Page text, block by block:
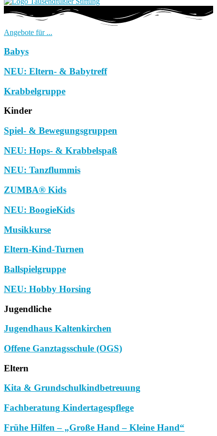
Angebote für ...
Babys
NEU: Eltern- & Babytreff
Krabbelgruppe
Kinder
Spiel- & Bewegungsgruppen
NEU: Hops- & Krabbelspaß
NEU: Tanzflummis
ZUMBA® Kids
NEU: BoogieKids
Musikkurse
Eltern-Kind-Turnen
Ballspielgruppe
NEU: Hobby Horsing
Jugendliche
Jugendhaus Kaltenkirchen
Offene Ganztagsschule (OGS)
Eltern
Kita & Grundschulkindbetreuung
Fachberatung Kindertagespflege
Frühe Hilfen – „Große Hand – Kleine Hand“